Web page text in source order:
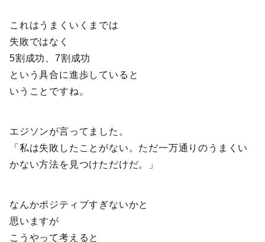
これはうまくいくまでは
失敗ではなく
5割成功、7割成功
という具合に進歩していると
いうことですね。
エジソンが言ってました。
「私は失敗したことがない。ただ一万通りのうまくい
かない方法を見つけただけだ。」
なんかポジティブすぎないかと
思いますが
こうやって考えると